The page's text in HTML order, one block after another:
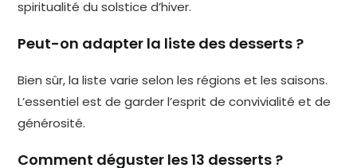
spiritualité du solstice d’hiver.
Peut-on adapter la liste des desserts ?
Bien sûr, la liste varie selon les régions et les saisons.
L’essentiel est de garder l’esprit de convivialité et de
générosité.
Comment déguster les 13 desserts ?